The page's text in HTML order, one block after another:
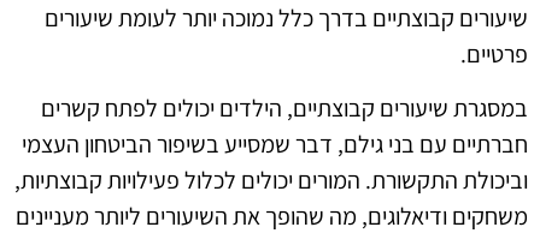
שיעורים קבוצתיים בדרך כלל נמוכה יותר לעומת שיעורים
פרטיים.
במסגרת שיעורים קבוצתיים, הילדים יכולים לפתח קשרים
חברתיים עם בני גילם, דבר שמסייע בשיפור הביטחון העצמי
וביכולת התקשורת. המורים יכולים לכלול פעילויות קבוצתיות,
משחקים ודיאלוגים, מה שהופך את השיעורים ליותר מעניינים